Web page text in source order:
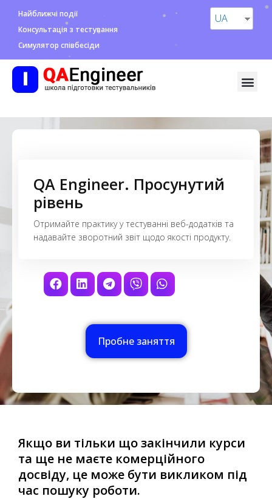
Найближчі події
Консультація з тестування
Симулятор співбесіди
UA
QA Engineer. Просунутий
рівень
Отримайте практику у тестуванні веб-додатків та
надавайте зворотний звіт щодо якості продукту.
Пробне заняття
Якщо ви тільки що закінчили курси
та ще не маєте комерційного
досвіду, це може бути викликом під
час пошуку роботи.